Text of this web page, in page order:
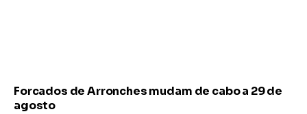
Forcados de Arronches mudam de cabo a 29 de
agosto